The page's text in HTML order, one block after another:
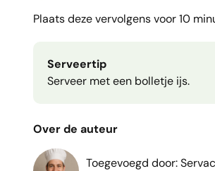
Plaats deze vervolgens voor 10
Serveertip
Serveer met een bolletje ijs.
Over de auteur
Toegevoegd door: